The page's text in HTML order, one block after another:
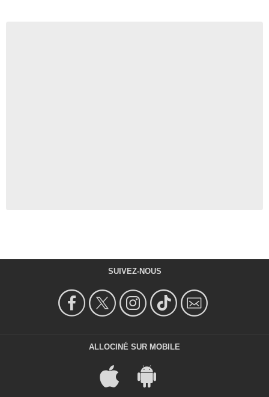
SUIVEZ-NOUS
ALLOCINÉ SUR MOBILE